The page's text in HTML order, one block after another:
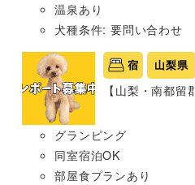
温泉あり
犬種条件: 要問い合わせ
宿 山梨県
【山梨・南都留
グランピング
同室宿泊OK
部屋食プランあり